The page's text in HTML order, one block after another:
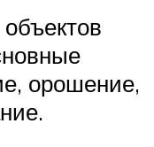
орошение,